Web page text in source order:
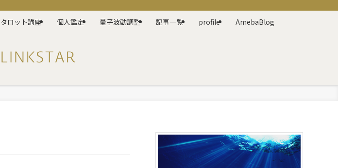
タロット講座 個人鑑定 量子波動調整 記事一覧 profile AmebaBlog